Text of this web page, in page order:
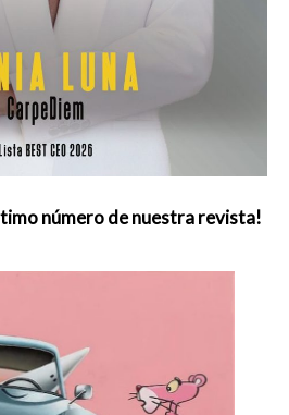
número de nuestra revista!